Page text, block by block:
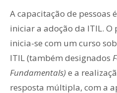
A capacitação de pessoas
iniciar a adoção da ITIL.
inicia-se com um curso
ITIL (também designados
Fundamentals)e a
resposta múltipla, com a